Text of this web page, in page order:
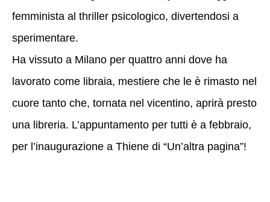
femminista al thriller psicologico, divertendosi a
sperimentare.
Ha vissuto a Milano per quattro anni dove ha
lavorato come libraia, mestiere che le è rimasto nel
cuore tanto che, tornata nel vicentino, aprirà presto
una libreria. L’appuntamento per tutti è a febbraio,
per l’inaugurazione a Thiene di “Un’altra pagina”!